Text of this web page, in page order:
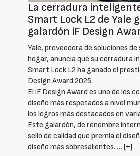
La cerradura
Smart Lock L2 de Yale
galardón iF Design
Yale, proveedora de soluciones
hogar, anuncia que su cerradura
Smart Lock L2 ha ganado el
Design Award 2025.
El iF Design Award es uno de los
diseño más respetados a nivel
los logros más destacados en
Este galardón, de renombre
sello de calidad que premia el
diseño más sobresalientes. … [+]